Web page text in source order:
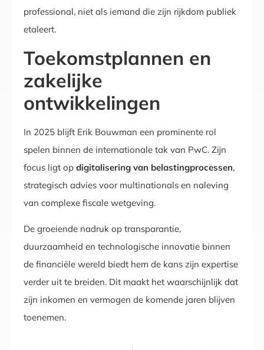
professional, niet als iemand die zijn rijkdom publiek
etaleert.
Toekomstplannen en
zakelijke
ontwikkelingen
In 2025 blijft Erik Bouwman een prominente rol
spelen binnen de internationale tak van PwC. Zijn
focus ligt op digitalisering van belastingprocessen,
strategisch advies voor multinationals en naleving
van complexe fiscale wetgeving.
De groeiende nadruk op transparantie,
duurzaamheid en technologische innovatie binnen
de financiële wereld biedt hem de kans zijn expertise
verder uit te breiden. Dit maakt het waarschijnlijk dat
zijn inkomen en vermogen de komende jaren blijven
toenemen.